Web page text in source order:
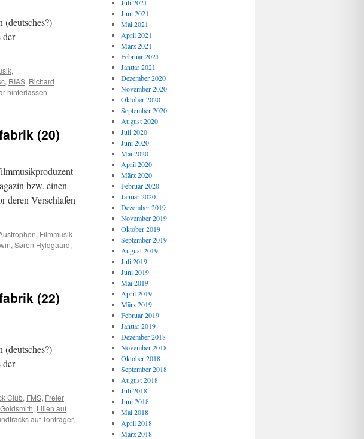
der
,
, RIAS, Richard
hinterlassen
(20)
bzw. einen
deren Verschlafen
, Filmmusik
, Søren Hyldgaard,
(22)
der
Club, FMS, Freier
, Lilien auf
auf Tonträger,
Juli 2021
Juni 2021
Mai 2021
April 2021
März 2021
Februar 2021
Januar 2021
Dezember 2020
November 2020
Oktober 2020
September 2020
August 2020
Juli 2020
Juni 2020
Mai 2020
April 2020
März 2020
Februar 2020
Januar 2020
Dezember 2019
November 2019
Oktober 2019
September 2019
August 2019
Juli 2019
Juni 2019
Mai 2019
April 2019
März 2019
Februar 2019
Januar 2019
Dezember 2018
November 2018
Oktober 2018
September 2018
August 2018
Juli 2018
Juni 2018
Mai 2018
April 2018
März 2018